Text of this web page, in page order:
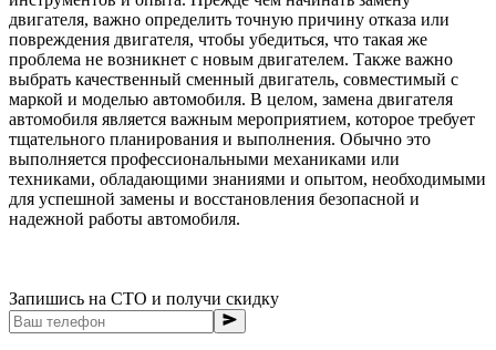
двигателя, важно определить точную причину отказа или
повреждения двигателя, чтобы убедиться, что такая же
проблема не возникнет с новым двигателем. Также важно
выбрать качественный сменный двигатель, совместимый с
маркой и моделью автомобиля. В целом, замена двигателя
автомобиля является важным мероприятием, которое требует
тщательного планирования и выполнения. Обычно это
выполняется профессиональными механиками или
техниками, обладающими знаниями и опытом, необходимыми
для успешной замены и восстановления безопасной и
надежной работы автомобиля.
Запишись на СТО и получи скидку